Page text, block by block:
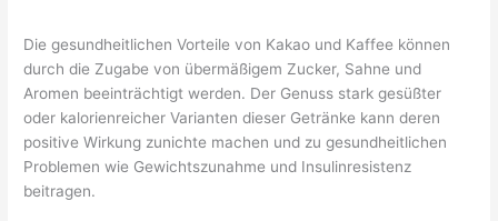
Die gesundheitlichen Vorteile von Kakao und Kaffee können
durch die Zugabe von übermäßigem Zucker, Sahne und
Aromen beeinträchtigt werden. Der Genuss stark gesüßter
oder kalorienreicher Varianten dieser Getränke kann deren
positive Wirkung zunichte machen und zu gesundheitlichen
Problemen wie Gewichtszunahme und Insulinresistenz
beitragen.